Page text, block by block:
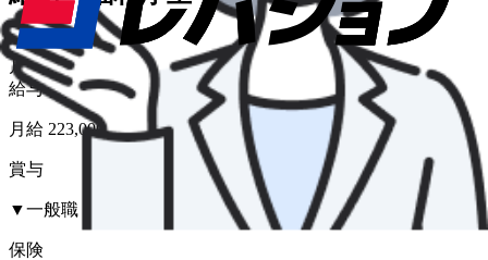
給与形態
月給
給与
月給 223,000円〜360,000円
賞与
▼一般職 3.0ヶ月 年２回（夏季・冬季）
保険